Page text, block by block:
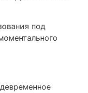
под